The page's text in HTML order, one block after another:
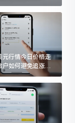
元行情今日价格走
户如何避免追涨杀